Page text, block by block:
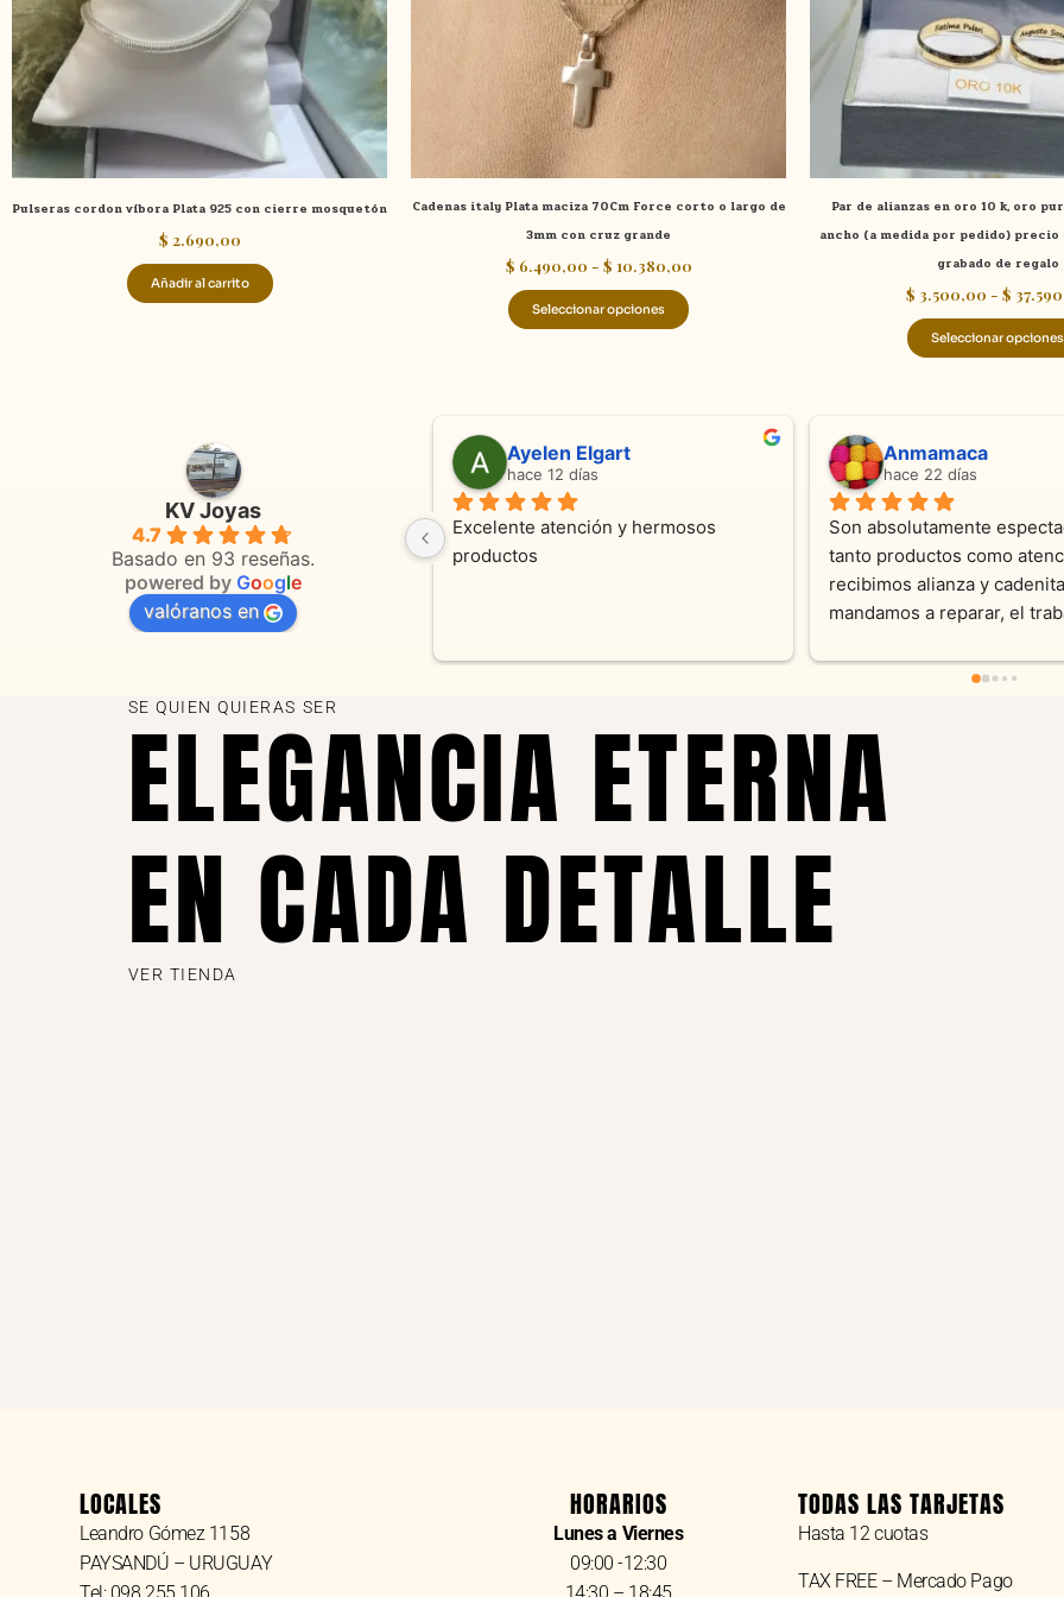
Pulseras cordon víbora Plata 925 con cierre mosquetón
$ 2.690,00
Añadir al carrito
Cadenas italy Plata maciza 70Cm Force corto o largo de
3mm con cruz grande
$ 6.490,00 - $ 10.380,00
Seleccionar opciones
se
pueden
elegir
en
la
de
producto
Par de alianzas en oro 10 k, oro
ancho (a medida por pedido)
grabado de regalo
$ 3.500,00 - $
Seleccionar opciones
KV Joyas
4.7
Basado en 93 reseñas.
powered by Google
valóranos en
Adriana Ghisoli
hace 3 meses
Muy buena atención, con amabilidad y
orientaciones convenientes
Sandra Ramos
hace 4 meses
Excelente atención !!!!!Nos asesoraron
en todo momento con dedicación.
Laura A
hace 5 meses
Desde el inicio soy clienta
Joyas y siempre muy
sus productos. Una Belleza
pieza y siempre satisfecha
recomendable
SE QUIEN QUIERAS SER
ELEGANCIA ETERNA
EN CADA DETALLE
VER TIENDA
LOCALES
Leandro Gómez 1158
PAYSANDÚ – URUGUAY
HORARIOS
Lunes a Viernes
09:00 -12:30
TODAS LAS TARJETAS
Hasta 12 cuotas
TAX FREE – Mercado Pago